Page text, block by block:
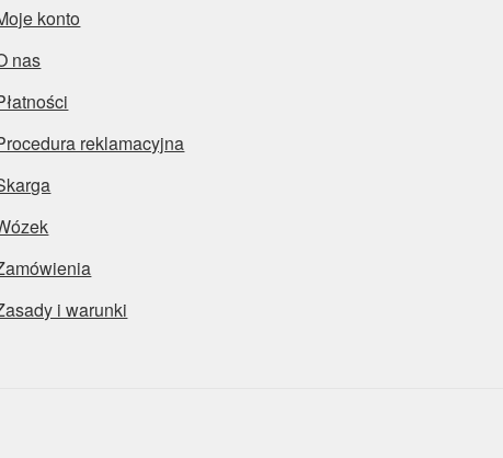
konto
nas
reklamacyjna
i warunki